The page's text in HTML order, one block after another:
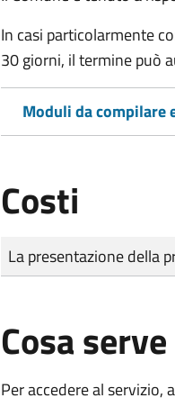
In casi particolarmente
30 giorni, il termine può
Moduli da compilare
Costi
Tipo di pagamento
Importo
La presentazione della
Cosa serve
Per accedere al servizio,